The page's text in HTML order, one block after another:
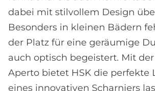
dabei mit stilvollem Design
Besonders in kleinen Bädern
der Platz für eine geräumige
auch optisch begeistert. Mit der
Aperto bietet HSK die perfekte
eines innovativen Scharniers